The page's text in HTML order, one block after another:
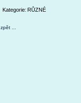
Kategorie: RŮZNÉ
zpět ...